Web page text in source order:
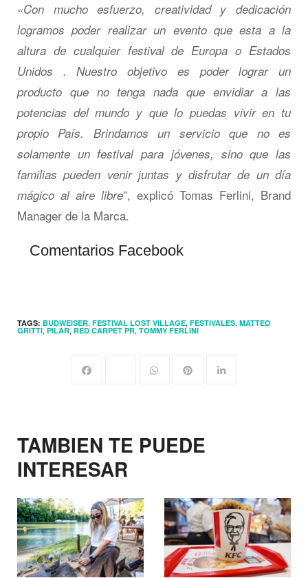
«Con mucho esfuerzo, creatividad y dedicación
logramos poder realizar un evento que esta a la
altura de cualquier festival de Europa o Estados
Unidos . Nuestro objetivo es poder lograr un
producto que no tenga nada que envidiar a las
potencias del mundo y que lo puedas vivir en tu
propio País. Brindamos un servicio que no es
solamente un festival para jóvenes, sino que las
familias pueden venir juntas y disfrutar de un día
mágico al aire libre”, explicó Tomas Ferlini, Brand
Manager de la Marca.
Comentarios Facebook
TAGS: BUDWEISER, FESTIVAL LOST VILLAGE, FESTIVALES, MATTEO
GRITTI, PILAR, RED CARPET PR, TOMMY FERLINI
TAMBIEN TE PUEDE
INTERESAR